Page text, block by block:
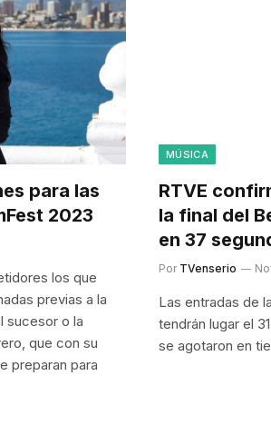
para las
2023
los que
previas a la
sucesor o la
que con su
preparan para
MÚSICA
RTVE
la final del
en 37
Por TVenserio
Las entradas de
tendrán lugar el
se agotaron en